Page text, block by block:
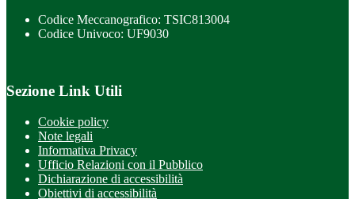
Codice Meccanografico: TSIC813004
Codice Univoco: UF9030
Sezione Link Utili
Cookie policy
Note legali
Informativa Privacy
Ufficio Relazioni con il Pubblico
Dichiarazione di accessibilità
Obiettivi di accessibilità